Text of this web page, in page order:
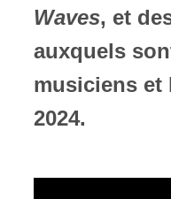
Waves, et
auxquels
musiciens et
2024.